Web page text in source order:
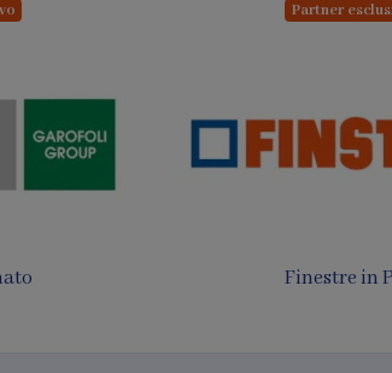
Partner
Finestre in legno